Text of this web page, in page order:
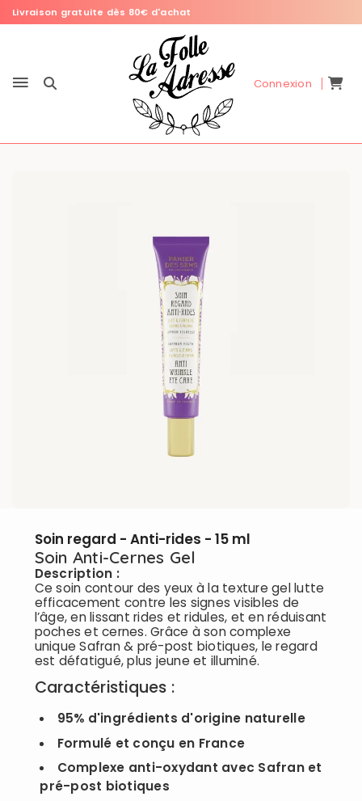
Livraison gratuite dès 80€ d'achat
Connexion
Soin regard - Anti-rides - 15 ml
Soin Anti-Cernes Gel
Description :
Ce soin contour des yeux à la texture gel lutte
efficacement contre les signes visibles de
l’âge, en lissant rides et ridules, et en réduisant
poches et cernes. Grâce à son complexe
unique Safran & pré-post biotiques, le regard
est défatigué, plus jeune et illuminé.
Caractéristiques :
95% d'ingrédients d'origine naturelle
Formulé et conçu en France
Complexe anti-oxydant avec Safran et
pré-post biotiques